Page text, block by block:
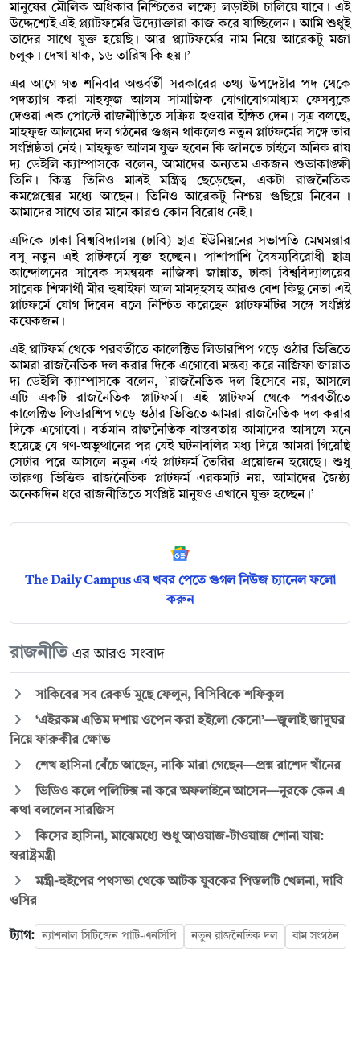
মানুষের মৌলিক অধিকার নিশ্চিতের লক্ষ্যে লড়াইটা চালিয়ে যাবে। ‎এই
উদ্দেশ্যেই এই প্ল্যাটফর্মের উদ্যোক্তারা কাজ করে যাচ্ছিলেন। আমি শুধুই
তাদের সাথে যুক্ত হয়েছি। আর প্ল্যাটফর্মের নাম নিয়ে আরেকটু মজা
চলুক। দেখা যাক, ১৬ তারিখ কি হয়।’
এর আগে গত শনিবার অন্তর্বর্তী সরকারের তথ্য উপদেষ্টার পদ থেকে
পদত্যাগ করা মাহফুজ আলম সামাজিক যোগাযোগমাধ্যম ফেসবুকে
দেওয়া এক পোস্টে রাজনীতিতে সক্রিয় হওয়ার ইঙ্গিত দেন। সূত্র বলছে,
মাহফুজ আলমের দল গঠনের গুঞ্জন থাকলেও নতুন প্লাটফর্মের সঙ্গে তার
সংশ্লিষ্ঠতা নেই। মাহফুজ আলম যুক্ত হবেন কি জানতে চাইলে অনিক রায়
দ্য ডেইলি ক্যাম্পাসকে বলেন, আমাদের অন্যতম একজন শুভাকাঙ্ক্ষী
তিনি। কিন্তু তিনিও মাত্রই মন্ত্রিত্ব ছেড়েছেন, একটা রাজনৈতিক
কমপ্লেক্সের মধ্যে আছেন। তিনিও আরেকটু নিশ্চয় গুছিয়ে নিবেন ।
আমাদের সাথে তার মানে কারও কোন বিরোধ নেই ।
এদিকে ঢাকা বিশ্ববিদ্যালয় (ঢাবি) ছাত্র ইউনিয়নের সভাপতি মেঘমল্লার
বসু নতুন এই প্লাটফর্মে যুক্ত হচ্ছেন। পাশাপাশি বৈষম্যবিরোধী ছাত্র
আন্দোলনের সাবেক সমন্বয়ক নাজিফা জান্নাত, ঢাকা বিশ্ববিদ্যালয়ের
সাবেক শিক্ষার্থী মীর হুযাইফা আল মামদূহসহ আরও বেশ কিছু নেতা এই
প্লাটফর্মে যোগ দিবেন বলে নিশ্চিত করেছেন প্লাটফর্মটির সঙ্গে সংশ্লিষ্ট
কয়েকজন।
এই প্লাটফর্ম থেকে পরবর্তীতে কালেক্টিভ লিডারশিপ গড়ে ওঠার ভিত্তিতে
আমরা রাজনৈতিক দল করার দিকে এগোবো মন্তব্য করে নাজিফা জান্নাত
দ্য ডেইলি ক্যাম্পাসকে বলেন, `রাজনৈতিক দল হিসেবে নয়, আসলে
এটি একটি রাজনৈতিক প্লাটফর্ম। এই প্লাটফর্ম থেকে পরবর্তীতে
কালেক্টিভ লিডারশিপ গড়ে ওঠার ভিত্তিতে আমরা রাজনৈতিক দল করার
দিকে এগোবো। বর্তমান রাজনৈতিক বাস্তবতায় আমাদের আসলে মনে
হয়েছে যে গণ-অভুত্থানের পর যেই ঘটনাবলির মধ্য দিয়ে আমরা গিয়েছি
সেটার পরে আসলে নতুন এই প্লাটফর্ম তৈরির প্রয়োজন হয়েছে। শুধু
তারুণ্য ভিত্তিক রাজনৈতিক প্লাটফর্ম এরকমটি নয়, আমাদের জৈষ্ঠ্য
অনেকদিন ধরে রাজনীতিতে সংশ্লিষ্ট মানুষও এখানে যুক্ত হচ্ছেন।’
The Daily Campus এর খবর পেতে গুগল নিউজ চ্যানেল ফলো
করুন
রাজনীতি এর আরও সংবাদ
সাকিবের সব রেকর্ড মুছে ফেলুন, বিসিবিকে শফিকুল
‘এইরকম এতিম দশায় ওপেন করা হইলো কেনো’—জুলাই জাদুঘর
নিয়ে ফারুকীর ক্ষোভ
শেখ হাসিনা বেঁচে আছেন, নাকি মারা গেছেন—প্রশ্ন রাশেদ খাঁনের
ভিডিও কলে পলিটিক্স না করে অফলাইনে আসেন—নুরকে কেন এ
কথা বললেন সারজিস
কিসের হাসিনা, মাঝেমধ্যে শুধু আওয়াজ-টাওয়াজ শোনা যায়:
স্বরাষ্ট্রমন্ত্রী
মন্ত্রী-হুইপের পথসভা থেকে আটক যুবকের পিস্তলটি খেলনা, দাবি
ওসির
ট্যাগ: ন্যাশনাল সিটিজেন পার্টি-এনসিপি নতুন রাজনৈতিক দল বাম সংগঠন